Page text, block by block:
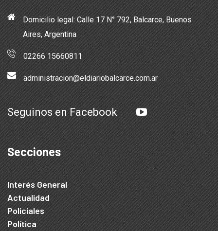
Domicilio legal: Calle 17 N° 792, Balcarce, Buenos
Aires, Argentina
02266 15660811
administracion@eldiariobalcarce.com.ar
Seguinos en Facebook
Secciones
Interés General
Actualidad
Policiales
Política